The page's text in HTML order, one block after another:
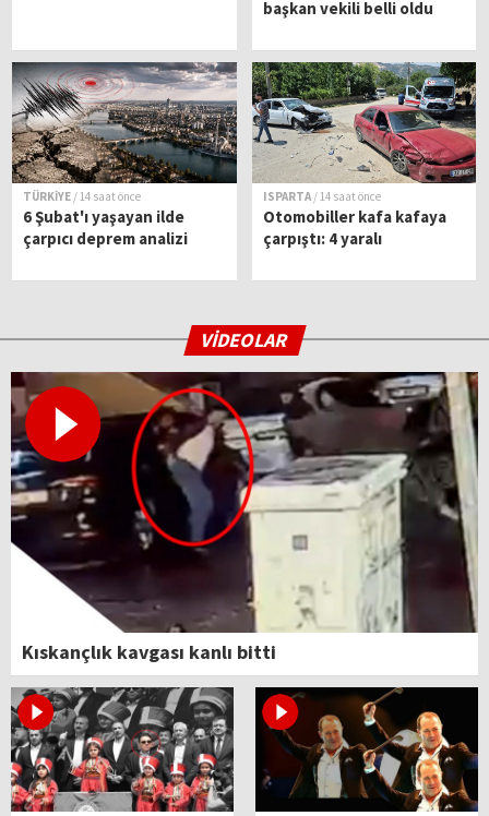
başkan vekili belli oldu
TÜRKİYE / 14 saat önce
6 Şubat'ı yaşayan ilde
çarpıcı deprem analizi
ISPARTA / 14 saat önce
Otomobiller kafa kafaya
çarpıştı: 4 yaralı
VİDEOLAR
Kıskançlık kavgası kanlı bitti